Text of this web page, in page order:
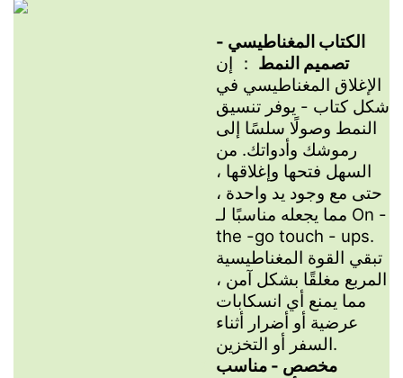
الكتاب المغناطيسي -
تصميم النمط ： إن
الإغلاق المغناطيسي في
شكل كتاب - يوفر تنسيق
النمط وصولًا سلسًا إلى
رموشك وأدواتك. من
السهل فتحها وإغلاقها ،
حتى مع وجود يد واحدة ،
مما يجعله مناسبًا لـ On -
the -go touch - ups.
تبقي القوة المغناطيسية
المربع مغلقًا بشكل آمن ،
مما يمنع أي انسكابات
عرضية أو أضرار أثناء
السفر أو التخزين.
مخصص - مناسب